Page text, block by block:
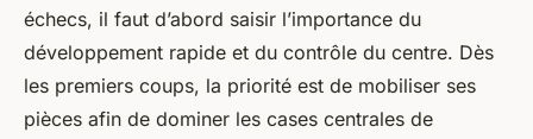
échecs, il faut d’abord saisir l’importance du
développement rapide et du contrôle du centre. Dès
les premiers coups, la priorité est de mobiliser ses
pièces afin de dominer les cases centrales de